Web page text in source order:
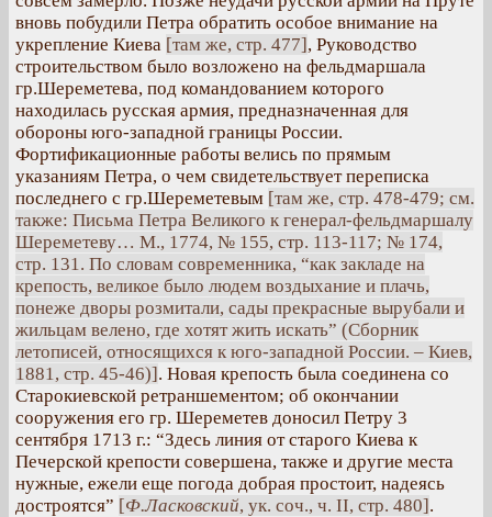
вновь побудили Петра обратить особое внимание на
укрепление Киева [там же, стр. 477], Руководство
строительством было возложено на фельдмаршала
гр.Шереметева, под командованием которого
находилась русская армия, предназначенная для
обороны юго-западной границы России.
Фортификационные работы велись по прямым
указаниям Петра, о чем свидетельствует переписка
последнего с гр.Шереметевым [там же, стр. 478-479; см.
также: Письма Петра Великого к генерал-фельдмаршалу
Шереметеву… М., 1774, № 155, стр. 113-117; № 174,
стр. 131. По словам современника, “как закладе на
крепость, великое было людем воздыхание и плачь,
понеже дворы розмитали, сады прекрасные вырубали и
жильцам велено, где хотят жить искать” (Сборник
летописей, относящихся к юго-западной России. – Киев,
1881, стр. 45-46)]. Новая крепость была соединена со
Старокиевской ретраншементом; об окончании
сооружения его гр. Шереметев доносил Петру 3
сентября 1713 г.: “Здесь линия от старого Киева к
Печерской крепости совершена, также и другие места
нужные, ежели еще погода добрая простоит, надеясь
достроятся” [Ф.Ласковский, ук. соч., ч. II, стр. 480].